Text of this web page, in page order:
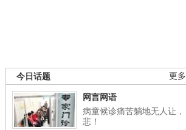
更多
今日话题
网言网语
病童候诊痛苦躺地无人让，
悲！